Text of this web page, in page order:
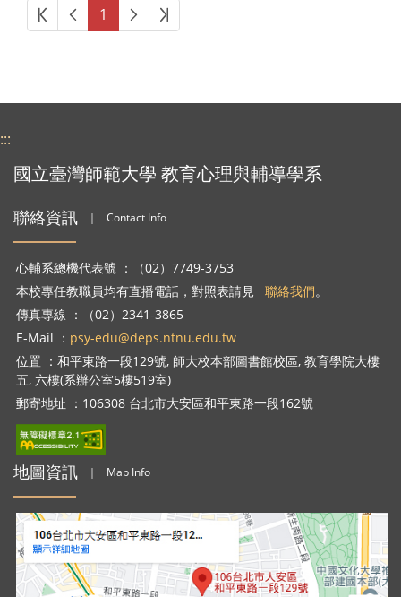
第一頁上一頁
1 下一頁最後頁
:::
國立臺灣師範大學 教育心理與輔導學系
聯絡資訊 ｜ Contact Info
心輔系總機代表號 ：（02）7749-3753
本校專任教職員均有直播電話，對照表請見 聯絡我們。
傳真專線 ：（02）2341-3865
E-Mail ： psy-edu@deps.ntnu.edu.tw
位置 ：和平東路一段129號, 師大校本部圖書館校區, 教育學院大樓
五, 六樓(系辦公室5樓519室)
郵寄地址 ：106308 台北市大安區和平東路一段162號
地圖資訊 ｜ Map Info